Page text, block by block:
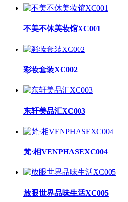
不美不休美妆馆XC001
彩妆套装XC002
东轩美品汇XC003
梵·相VENPHASEXC004
放眼世界品味生活XC005